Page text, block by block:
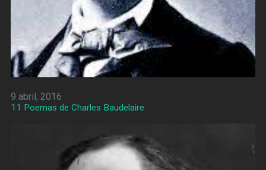
9 abril, 2016
11 Poemas de Charles Baudelaire